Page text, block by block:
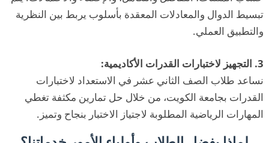
تبسيط الدوال والمعادلات المعقدة بأسلوب يربط بين النظرية
والتطبيق العملي.
3. التجهيز لاختبارات القدرات الأكاديمية:
نساعد طلاب الصف الثاني عشر في الاستعداد لاختبارات
القدرات بجامعة الكويت، من خلال حل تمارين مكثفة تغطي
المهارات الرياضية المطلوبة لاجتياز الاختبار بنجاح وتميز.